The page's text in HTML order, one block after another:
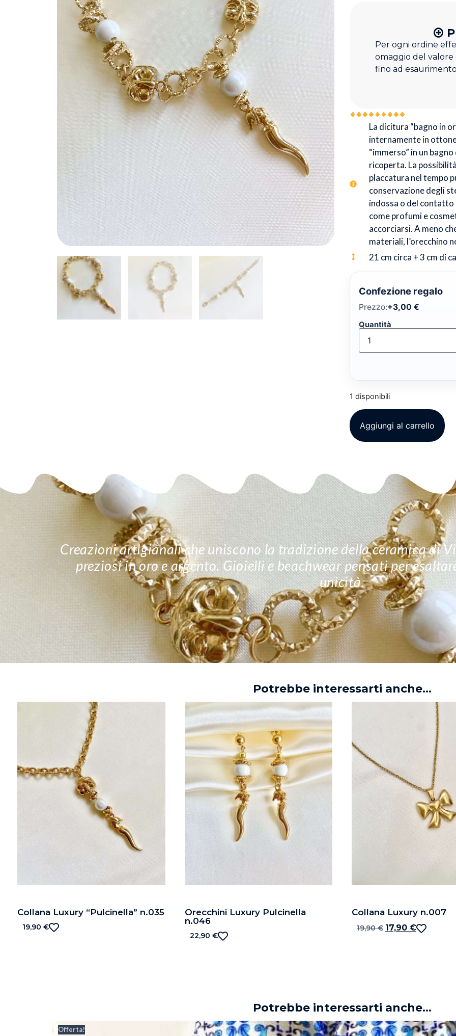
Per ogni ordine
omaggio del
fino ad
La dicitura “bagno in
internamente in
“immerso” in un
ricoperta. La
placcatura nel tempo
conservazione degli
indossa o del
come profumi e
accorciarsi. A meno
materiali, l’orecchino
21 cm circa + 3 cm di
Confezione regalo
Prezzo:+3,00€
Quantità
1 disponibili
Aggiungi al carrello
Creazioni artigianali che uniscono la tradizione della ceramica di
preziosi in oro e argento. Gioielli e beachwear pensati per
unicità.
Potrebbe interessarti anche...
Collana Luxury “Pulcinella” n.035
19,90 €
Orecchini Luxury Pulcinella
n.046
22,90 €
Collana Luxury n.007
19,90€ 17,90 €
Potrebbe interessarti anche...
Offerta!